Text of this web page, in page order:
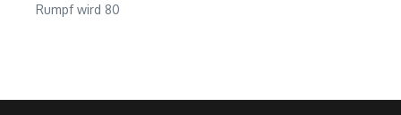
Rumpf wird 80